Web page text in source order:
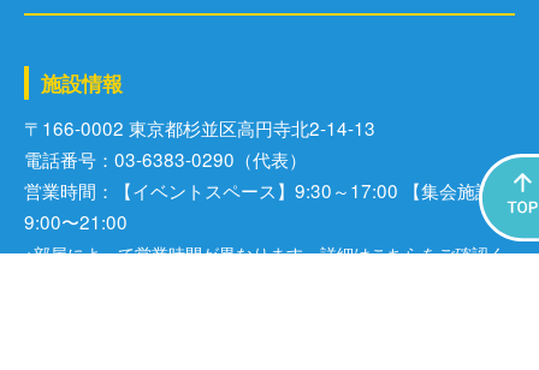
施設情報
〒166-0002 東京都杉並区⾼円寺北2-14-13
電話番号：03-6383-0290（代表）
営業時間：【イベントスペース】9:30～17:00 【集会施設】
9:00〜21:00
※部屋によって営業時間が異なります。詳細はこちらをご確認く